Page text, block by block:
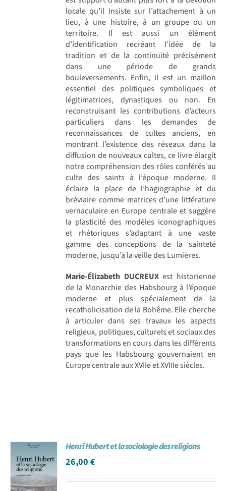
locale qu’il insiste sur l’attachement à un
lieu, à une histoire, à un groupe ou un
territoire. Il est aussi un élément
d’identification recréant l’idée de la
tradition et de la continuité précisément
dans une période de grands
bouleversements. Enfin, il est un maillon
essentiel des politiques symboliques et
légitimatrices, dynastiques ou non. En
reconstruisant les contributions d’acteurs
particuliers dans les demandes de
reconnaissances de cultes anciens, en
montrant l’existence des réseaux dans la
diffusion de nouveaux cultes, ce livre élargit
notre compréhension des rôles conférés au
culte des saints à l’époque moderne. Il
éclaire la place de l’hagiographie et du
bréviaire comme matrices d’une littérature
vernaculaire en Europe centrale et suggère
la plasticité des modèles iconographiques
et rhétoriques s’adaptant à une vaste
gamme des conceptions de la sainteté
moderne, jusqu’à la veille des Lumières.
Marie-Élizabeth DUCREUXest historienne
de la Monarchie des Habsbourg à l’époque
moderne et plus spécialement de la
recatholicisation de la Bohême. Elle cherche
à articuler dans ses travaux les aspects
religieux, politiques, culturels et sociaux des
transformations en cours dans les différents
pays que les Habsbourg gouvernaient en
Europe centrale aux XVIIe et XVIIIe siècles.
Henri Hubert et la sociologie des religions
26,00€